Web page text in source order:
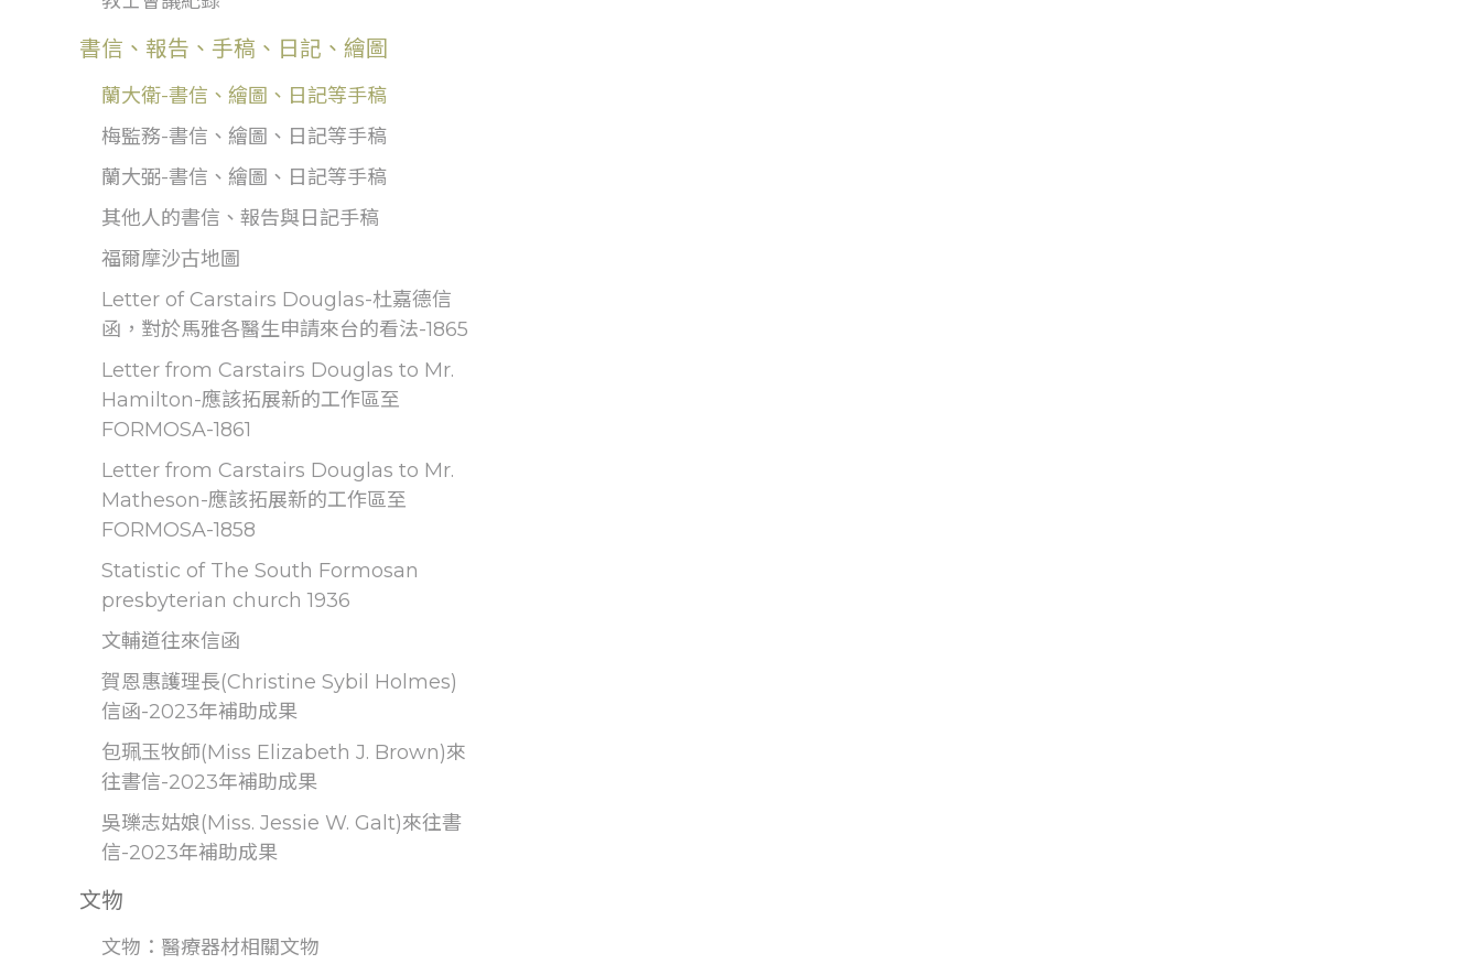
書信、報告、手稿、日記、繪圖
蘭大衛-書信、繪圖、日記等手稿
梅監務-書信、繪圖、日記等手稿
蘭大弼-書信、繪圖、日記等手稿
其他人的書信、報告與日記手稿
福爾摩沙古地圖
Letter of Carstairs Douglas-杜嘉德信
函，對於馬雅各醫生申請來台的看法-1865
Letter from Carstairs Douglas to Mr.
Hamilton-應該拓展新的工作區至
FORMOSA-1861
Letter from Carstairs Douglas to Mr.
Matheson-應該拓展新的工作區至
FORMOSA-1858
Statistic of The South Formosan
presbyterian church 1936
文輔道往來信函
賀恩惠護理長(Christine Sybil Holmes)
信函-2023年補助成果
包珮玉牧師(Miss Elizabeth J. Brown)來
往書信-2023年補助成果
吳瓅志姑娘(Miss. Jessie W. Galt)來往書
信-2023年補助成果
文物
文物：醫療器材相關文物